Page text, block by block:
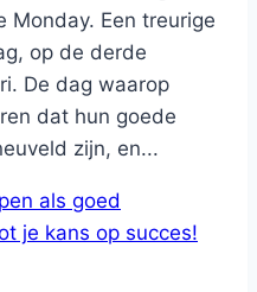
Monday. Een treurige
op de derde
De dag waarop
dat hun goede
zijn, en...
als goed
je kans op succes!